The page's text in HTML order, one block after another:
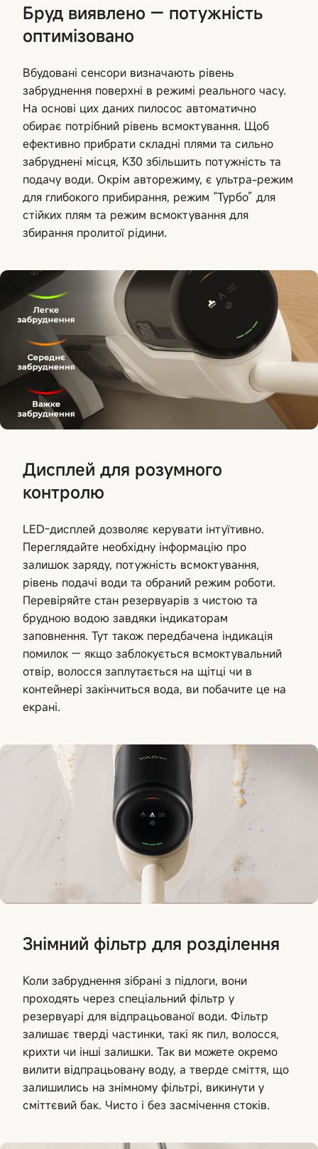
Бруд виявлено — потужність
оптимізовано
Вбудовані сенсори визначають рівень
забруднення поверхні в режимі реального часу.
На основі цих даних пилосос автоматично
обирає потрібний рівень всмоктування. Щоб
ефективно прибрати складні плями та сильно
забруднені місця, K30 збільшить потужність та
подачу води. Окрім авторежиму, є ультра-режим
для глибокого прибирання, режим “Турбо” для
стійких плям та режим всмоктування для
збирання пролитої рідини.
Дисплей для розумного
контролю
LED-дисплей дозволяє керувати інтуїтивно.
Переглядайте необхідну інформацію про
залишок заряду, потужність всмоктування,
рівень подачі води та обраний режим роботи.
Перевіряйте стан резервуарів з чистою та
брудною водою завдяки індикаторам
заповнення. Тут також передбачена індикація
помилок — якщо заблокується всмоктувальний
отвір, волосся заплутається на щітці чи в
контейнері закінчиться вода, ви побачите це на
екрані.
Знімний фільтр для розділення
Коли забруднення зібрані з підлоги, вони
проходять через спеціальний фільтр у
резервуарі для відпрацьованої води. Фільтр
залишає тверді частинки, такі як пил, волосся,
крихти чи інші залишки. Так ви можете окремо
вилити відпрацьовану воду, а тверде сміття, що
залишились на знімному фільтрі, викинути у
сміттєвий бак. Чисто і без засмічення стоків.